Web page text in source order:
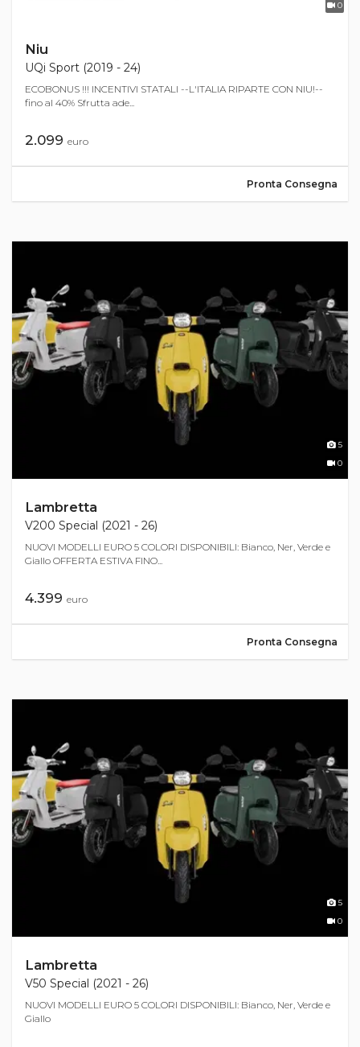
0
Niu
UQi Sport (2019 - 24)
ECOBONUS !!! INCENTIVI STATALI --L'ITALIA RIPARTE CON NIU!--
fino al 40% Sfrutta ade...
2.099 euro
Pronta Consegna
5
0
Lambretta
V200 Special (2021 - 26)
NUOVI MODELLI EURO 5 COLORI DISPONIBILI: Bianco, Ner, Verde e
Giallo OFFERTA ESTIVA FINO...
4.399 euro
Pronta Consegna
5
0
Lambretta
V50 Special (2021 - 26)
NUOVI MODELLI EURO 5 COLORI DISPONIBILI: Bianco, Ner, Verde e
Giallo